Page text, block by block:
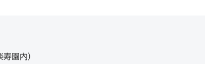
園内）